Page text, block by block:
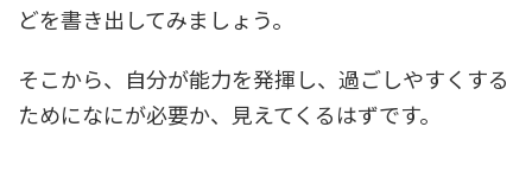
どを書き出してみましょう。
そこから、自分が能力を発揮し、過ごしやすくする
ためになにが必要か、見えてくるはずです。